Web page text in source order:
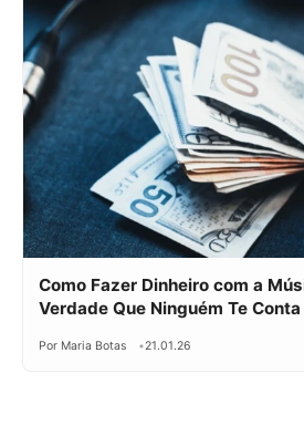
Como Fazer Dinheiro com a
Verdade Que Ninguém Te Conta
Por Maria Botas 21.01.26